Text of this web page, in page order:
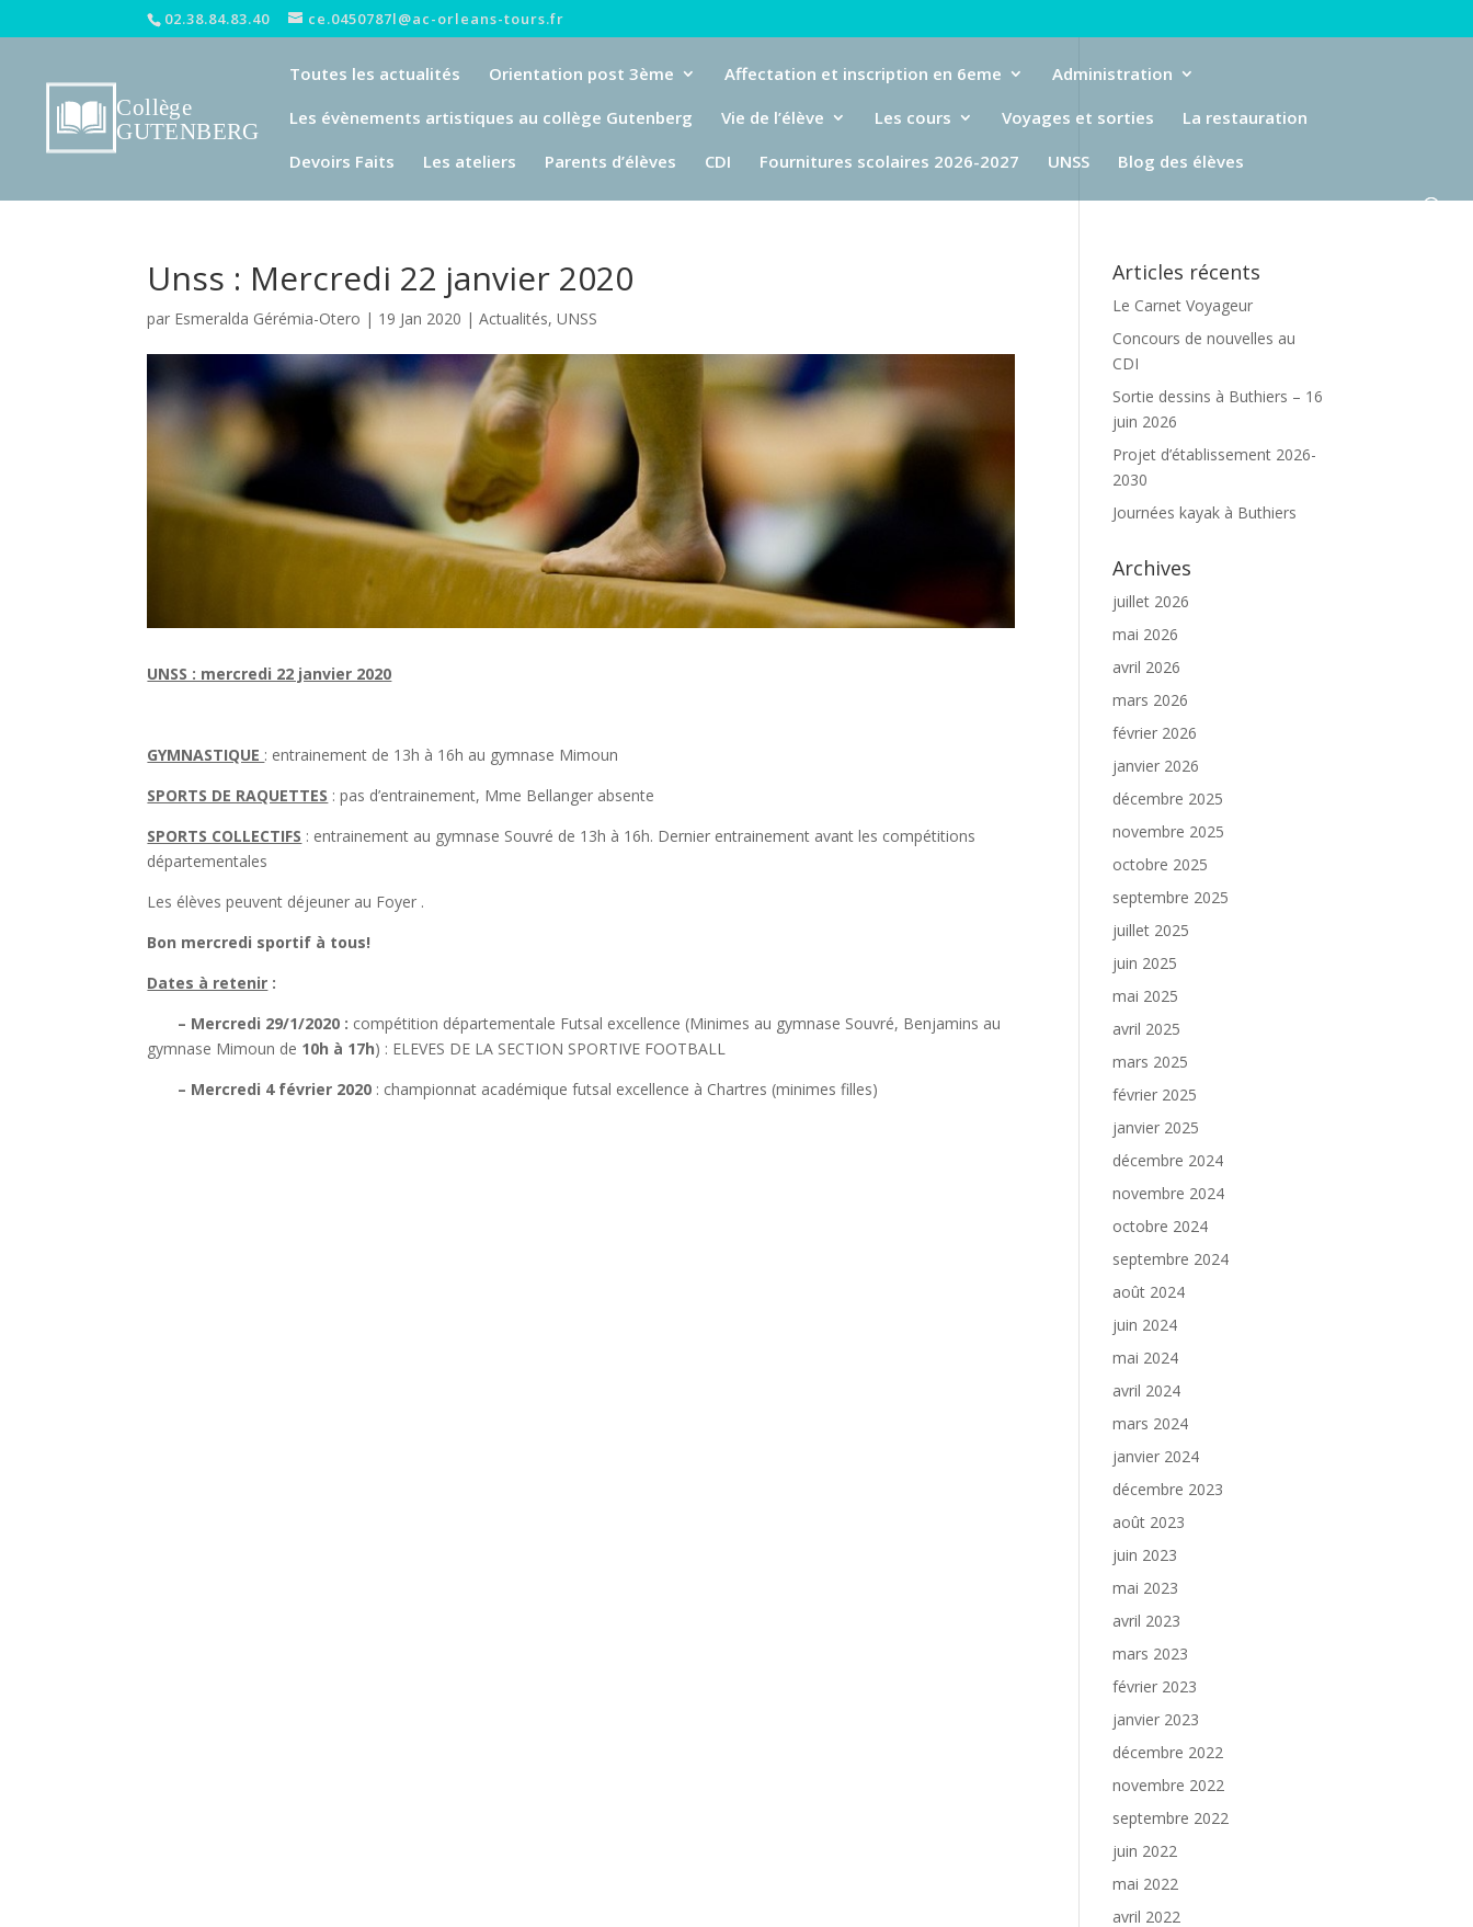
02.38.84.83.40 ce.0450787l@ac-orleans-tours.fr
Toutes les actualités Orientation post 3ème Affectation et inscription en 6eme
Administration
Les évènements artistiques au collège Gutenberg
Vie de l’élève Les cours Voyages et sorties
La restauration
Devoirs Faits
Les ateliers Parents d’élèves CDI Fournitures scolaires 2026-2027 UNSS Blog des élèves
Unss : Mercredi 22 janvier 2020
par Esmeralda Gérémia-Otero | 19 Jan 2020 |Actualités,UNSS
UNSS : mercredi 22 janvier 2020
GYMNASTIQUE : entrainement de 13h à 16h au gymnase Mimoun
SPORTS DE RAQUETTES : pas d’entrainement, Mme Bellanger absente
SPORTS COLLECTIFS : entrainement au gymnase Souvré de 13h à 16h. Dernier entrainement avant les compétitions
départementales
Les élèves peuvent déjeuner au Foyer .
Bon mercredi sportif à tous!
Dates à retenir :
– Mercredi 29/1/2020 : compétition départementale Futsal excellence (Minimes au gymnase Souvré, Benjamins au
gymnase Mimoun de 10h à 17h) : ELEVES DE LA SECTION SPORTIVE FOOTBALL
– Mercredi 4 février 2020 : championnat académique futsal excellence à Chartres (minimes filles)
Articles récents
Le Carnet Voyageur
Concours de nouvelles au
CDI
Sortie dessins à Buthiers – 16
juin 2026
Projet d’établissement 2026-
2030
Journées kayak à Buthiers
Archives
juillet 2026
mai 2026
avril 2026
mars 2026
février 2026
janvier 2026
décembre 2025
novembre 2025
octobre 2025
septembre 2025
juillet 2025
juin 2025
mai 2025
avril 2025
mars 2025
février 2025
janvier 2025
décembre 2024
novembre 2024
octobre 2024
septembre 2024
août 2024
juin 2024
mai 2024
avril 2024
mars 2024
janvier 2024
décembre 2023
août 2023
juin 2023
mai 2023
avril 2023
mars 2023
février 2023
janvier 2023
décembre 2022
novembre 2022
septembre 2022
juin 2022
mai 2022
avril 2022